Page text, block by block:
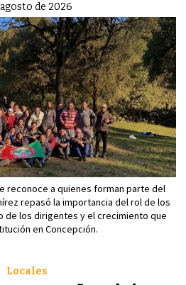
de 2026
reconoce a quienes forman parte del
repasó la importancia del rol de los
de los dirigentes y el crecimiento que
en Concepción.
Locales